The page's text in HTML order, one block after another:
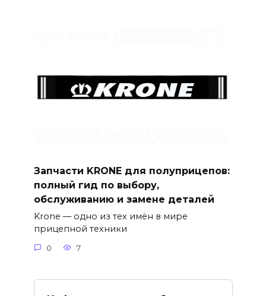
Запчасти KRONE для полуприцепов:
полный гид по выбору,
обслуживанию и замене деталей
Krone — одно из тех имён в мире
прицепной техники
0 7